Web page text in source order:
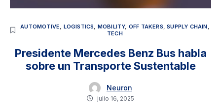
AUTOMOTIVE, LOGISTICS, MOBILITY, OFF TAKERS,SUPPLY CHAIN,
TECH
Presidente Mercedes Benz Bus habla
sobre un Transporte Sustentable
Neuron
julio 16, 2025